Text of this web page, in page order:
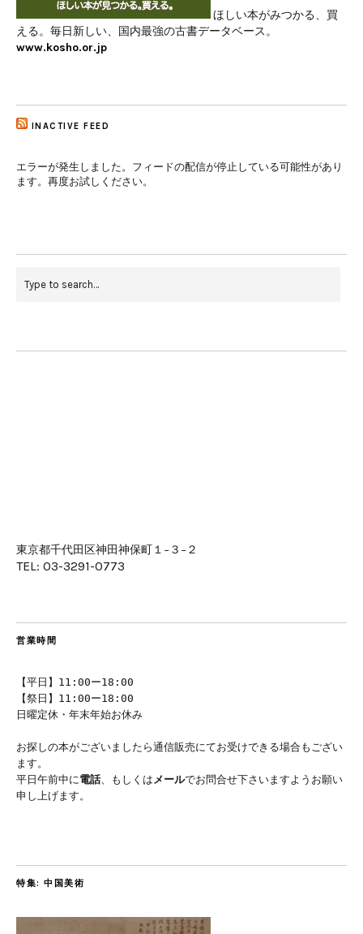
ほしい本がみつかる、買
える。毎日新しい、国内最強の古書データベース。
www.kosho.or.jp
INACTIVE FEED
エラーが発生しました。フィードの配信が停止している可能性があり
ます。再度お試しください。
東京都千代田区神田神保町１−３−２
TEL: 03-3291-0773
営業時間
【平日】11:00ー18:00
【祭日】11:00ー18:00
日曜定休・年末年始お休み
お探しの本がございましたら通信販売にてお受けできる場合もござい
ます。
平日午前中に電話、もしくはメールでお問合せ下さいますようお願い
申し上げます。
特集: 中国美術